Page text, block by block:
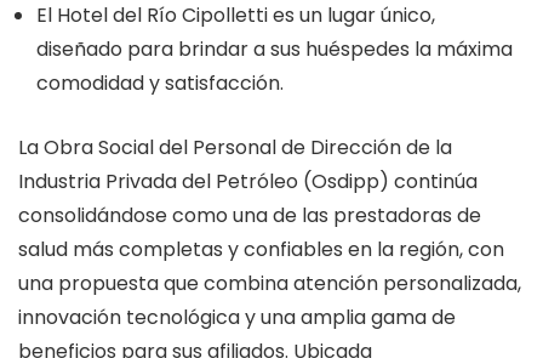
El Hotel del Río Cipolletti es un lugar único,
diseñado para brindar a sus huéspedes la máxima
comodidad y satisfacción.
La Obra Social del Personal de Dirección de la
Industria Privada del Petróleo (Osdipp) continúa
consolidándose como una de las prestadoras de
salud más completas y confiables en la región, con
una propuesta que combina atención personalizada,
innovación tecnológica y una amplia gama de
beneficios para sus afiliados. Ubicada